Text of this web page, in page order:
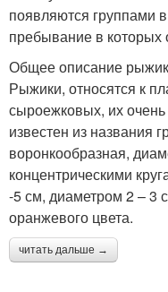
появляются группами
пребывание в которых
Общее описание
Рыжики, относятся к
сыроежковых, их
известен из названия
воронкообразная,
концентрическими
-5 см, диаметром 2 – 3
оранжевого цвета.
читать дальше →